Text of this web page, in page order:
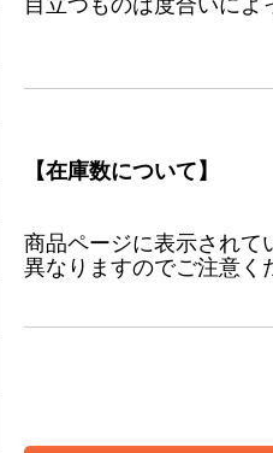
目立つものは度合いによ
【在庫数について】
商品ページに表示されて
異なりますのでご注意く